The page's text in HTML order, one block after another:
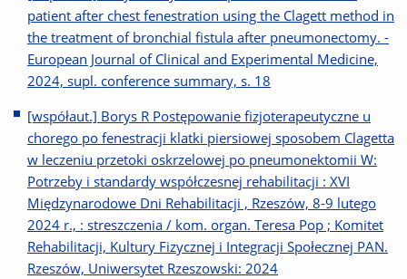
patient after chest fenestration using the Clagett method in
the treatment of bronchial fistula after pneumonectomy. -
European Journal of Clinical and Experimental Medicine,
2024, supl. conference summary, s. 18
[współaut.] Borys R Postępowanie fizjoterapeutyczne u
chorego po fenestracji klatki piersiowej sposobem Clagetta
w leczeniu przetoki oskrzelowej po pneumonektomii W:
Potrzeby i standardy współczesnej rehabilitacji : XVI
Międzynarodowe Dni Rehabilitacji , Rzeszów, 8-9 lutego
2024 r., : streszczenia / kom. organ. Teresa Pop ; Komitet
Rehabilitacji, Kultury Fizycznej i Integracji Społecznej PAN.
Rzeszów, Uniwersytet Rzeszowski: 2024